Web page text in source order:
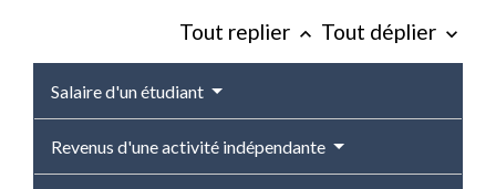
Tout replier keyboard_arrow_up Tout déplier keyboard_arrow_down
Salaire d'un étudiant
Revenus d'une activité indépendante